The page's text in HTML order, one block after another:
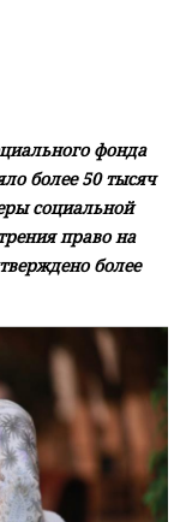
фонда
более 50 тысяч
социальной
право на
более